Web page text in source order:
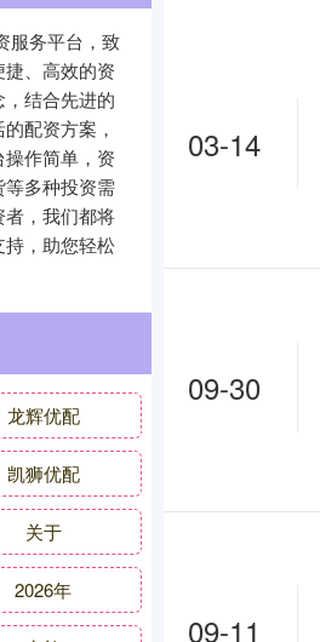
03-14
09-30
09-11
服务平台，致
、高效的资
结合先进的
配资方案，
作简单，资
多种投资需
，我们都将
，助您轻松
龙辉优配
凯狮优配
关于
2026年